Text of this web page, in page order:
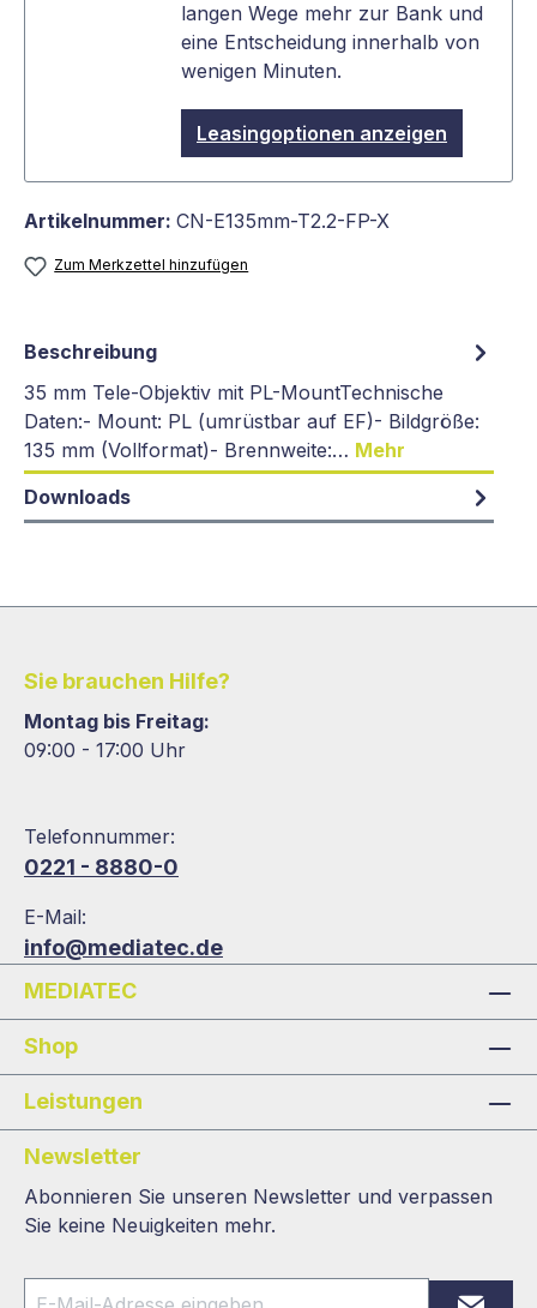
langen Wege mehr zur Bank und
eine Entscheidung innerhalb von
wenigen Minuten.
Leasingoptionen anzeigen
Artikelnummer: CN-E135mm-T2.2-FP-X
Zum Merkzettel hinzufügen
Beschreibung
35 mm Tele-Objektiv mit PL-MountTechnische
Daten:- Mount: PL (umrüstbar auf EF)- Bildgröße:
135 mm (Vollformat)- Brennweite:… Mehr
Downloads
Sie brauchen Hilfe?
Montag bis Freitag:
09:00 - 17:00 Uhr
Telefonnummer:
0221 - 8880-0
E-Mail:
info@mediatec.de
MEDIATEC
Shop
Leistungen
Newsletter
Abonnieren Sie unseren Newsletter und verpassen
Sie keine Neuigkeiten mehr.